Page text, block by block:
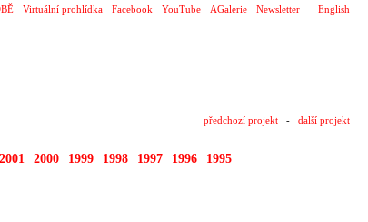
English
Virtuální prohlídka Facebook YouTube AGalerie Newsletter
předchozí projekt - další projekt
2001 2000 1999 1998 1997 1996 1995